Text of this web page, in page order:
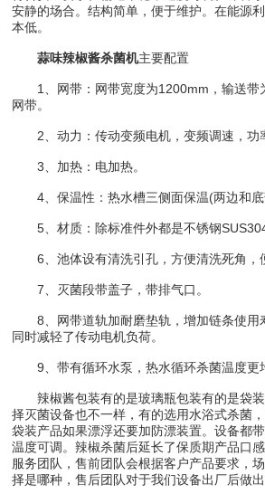
安静的场合。结构简单，便于维护。在能源
本低。
蒜味辣椒酱杀菌机主要配置
1、网带：网带宽度为1200mm，输送带
网带。
2、动力：传动变频电机，变频调速，功
3、加热：电加热。
4、保温性：热水槽三侧面保温(两边和底
5、材质：除标准件外都是不锈钢
6、池体设有清洗引孔，方便清洗死角，
7、灭菌段带盖子，带排气口。
8、网带道轨加耐磨垫轨，增加链条使用
同时减轻了传动电机负荷。
9、带有循环水泵，热水循环杀菌温度更
辣椒酱包装有的是玻璃瓶包装有的是袋装
择灭菌设备也不一样，有的选用水浴式杀菌
袋装产品如果漂浮还要加防漂装置。设备都
温度可调。辣椒杀菌后延长了保质期产品口
服务团队，售前团队会根据客户产品要求，
择是哪种，售后团队对于我们设备出厂后做出